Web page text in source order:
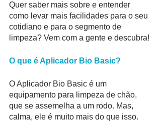
Quer saber mais sobre e entender
como levar mais facilidades para o seu
cotidiano e para o segmento de
limpeza? Vem com a gente e descubra!
O que é Aplicador Bio Basic?
O Aplicador Bio Basic é um
equipamento para limpeza de chão,
que se assemelha a um rodo. Mas,
calma, ele é muito mais do que isso.